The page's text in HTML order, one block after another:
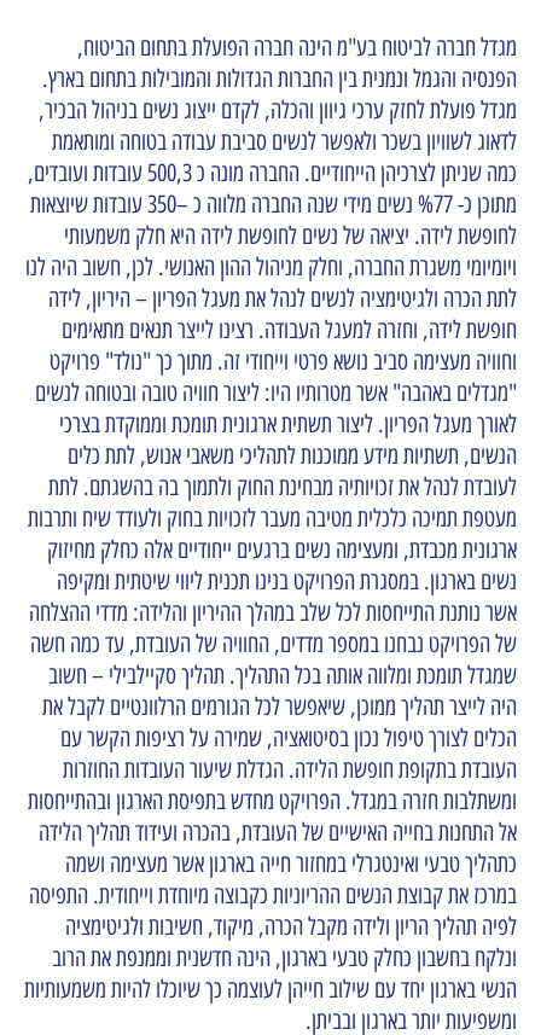
מגדל חברה לביטוח בע"מ הינה חברה הפועלת בתחום הביטוח,
הפנסיה והגמל ונמנית בין החברות הגדולות והמובילות בתחום בארץ.
מגדל פועלת לחזק ערכי גיוון והכלה, לקדם ייצוג נשים בניהול הבכיר,
לדאוג לשוויון בשכר ולאפשר לנשים סביבת עבודה בטוחה ומותאמת
כמה שניתן לצרכיהן הייחודיים. החברה מונה כ 500,3 עובדות ועובדים,
מתוכן כ- %77 נשים מידי שנה החברה מלווה כ –350 עובדות שיוצאות
לחופשת לידה. יציאה של נשים לחופשת לידה היא חלק משמעותי
ויומיומי משגרת החברה, וחלק מניהול ההון האנושי. לכן, חשוב היה לנו
לתת הכרה ולגיטימציה לנשים לנהל את מעגל הפריון – היריון, לידה
חופשת לידה, וחזרה למעגל העבודה. רצינו לייצר תנאים מתאימים
וחוויה מעצימה סביב נושא פרטי וייחודי זה. מתוך כך "נולד" פרויקט
"מגדלים באהבה" אשר מטרותיו היו: ליצור חוויה טובה ובטוחה לנשים
לאורך מעגל הפריון. ליצור תשתית ארגונית תומכת וממוקדת בצרכי
הנשים, תשתיות מידע ממוכנות לתהליכי משאבי אנוש, לתת כלים
לעובדת לנהל את זכויותיה מבחינת החוק ולתמוך בה בהשגתם. לתת
מעטפת תמיכה כלכלית מטיבה מעבר לזכויות בחוק ולעודד שיח ותרבות
ארגונית מכבדת, ומעצימה נשים ברגעים ייחודיים אלה כחלק מחיזוק
נשים בארגון. במסגרת הפרויקט בנינו תכנית ליווי שיטתית ומקיפה
אשר נותנת התייחסות לכל שלב במהלך ההיריון והלידה: מדדי ההצלחה
של הפרויקט נבחנו במספר מדדים, החוויה של העובדת, עד כמה חשה
שמגדל תומכת ומלווה אותה בכל התהליך. תהליך סקיילבילי – חשוב
היה לייצר תהליך ממוכן, שיאפשר לכל הגורמים הרלוונטיים לקבל את
הכלים לצורך טיפול נכון בסיטואציה, שמירה על רציפות הקשר עם
העובדת בתקופת חופשת הלידה. הגדלת שיעור העובדות החוזרות
ומשתלבות חזרה במגדל. הפרויקט מחדש בתפיסת הארגון ובהתייחסות
אל התחנות בחייה האישיים של העובדת, בהכרה ועידוד תהליך הלידה
כתהליך טבעי ואינטגרלי במחזור חייה בארגון אשר מעצימה ושמה
במרכז את קבוצת הנשים ההריוניות כקבוצה מיוחדת וייחודית. התפיסה
לפיה תהליך הריון ולידה מקבל הכרה, מיקוד, חשיבות ולגיטימציה
ונלקח בחשבון כחלק טבעי בארגון, הינה חדשנית וממנפת את הרוב
הנשי בארגון יחד עם שילוב חייהן לעוצמה כך שיוכלו להיות משמעותיות
ומשפיעות יותר בארגון ובביתן.